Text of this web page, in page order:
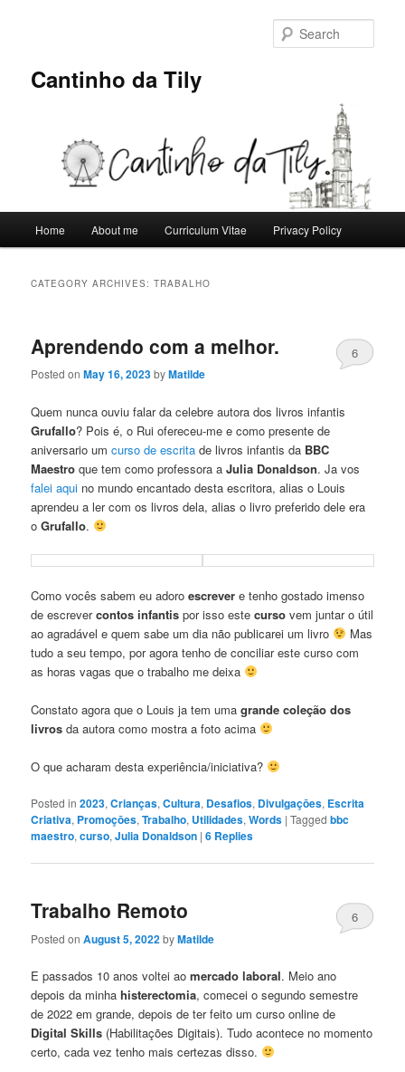
Cantinho da Tily
Home About me Curriculum Vitae Privacy Policy
CATEGORY ARCHIVES:TRABALHO
Aprendendo com a melhor.
Posted onMay 16, 2023byMatilde
6
Quem nunca ouviu falar da celebre autora dos livros infantis
Grufallo? Pois é, o Rui ofereceu-me e como presente de
aniversario umcurso de escrita de livros infantis da BBC
Maestro que tem como professora aJulia Donaldson. Ja vos
falei aqui no mundo encantado desta escritora, alias o Louis
aprendeu a ler com os livros dela, alias o livro preferido dele era
oGrufallo.
Como vocês sabem eu adoroescrever e tenho gostado imenso
de escrevercontos infantis por isso estecurso vem juntar o útil
ao agradável e quem sabe um dia não publicarei um livro
Mas
tudo a seu tempo, por agora tenho de conciliar este curso com
as horas vagas que o trabalho me deixa
Constato agora que o Louis ja tem umagrande coleção dos
livros da autora como mostra a foto acima
O que acharam desta experiência/iniciativa?
Posted in 2023,Crianças,Cultura, Desafios, Divulgaçōes, Escrita
Criativa, Promoçōes,Trabalho, Utilidades,Words |Tagged bbc
maestro,curso,Julia Donaldson |6 Replies
Trabalho Remoto
Posted onAugust 5, 2022byMatilde
6
E passados 10 anos voltei aomercado laboral. Meio ano
depois da minhahisterectomia, comecei o segundo semestre
de 2022 em grande, depois de ter feito um curso online de
Digital Skills (Habilitações Digitais). Tudo acontece no momento
certo, cada vez tenho mais certezas disso.